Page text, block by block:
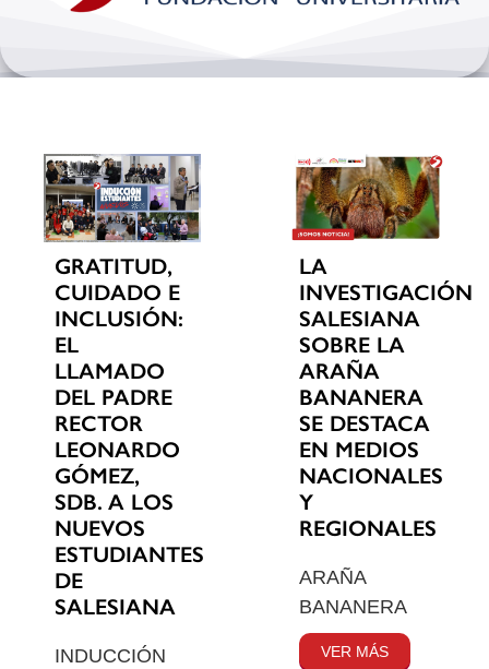
Investigación
Extension y desarrollo
GRATITUD,
CUIDADO E
INCLUSIÓN:
EL
LLAMADO
DEL PADRE
RECTOR
LEONARDO
GÓMEZ,
SDB. A LOS
NUEVOS
ESTUDIANTES
DE
SALESIANA
INDUCCIÓN
LA
INVESTIGACIÓN
SALESIANA
SOBRE LA
ARAÑA
BANANERA
SE DESTACA
EN MEDIOS
NACIONALES
Y
REGIONALES
ARAÑA
BANANERA
VER MÁS